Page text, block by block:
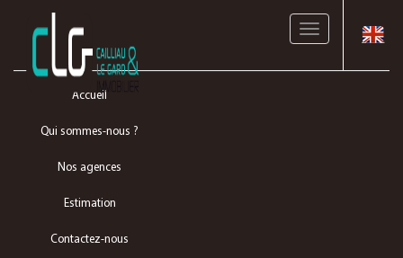
Toggle
Accueil
Qui sommes-nous ?
Nos agences
Estimation
Contactez-nous